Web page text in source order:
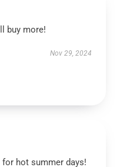
buy more!
Nov 29, 2024
hot summer days!